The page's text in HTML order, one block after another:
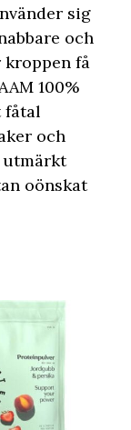
sig
och
få
100%
fåtal
och
utmärkt
oönskat